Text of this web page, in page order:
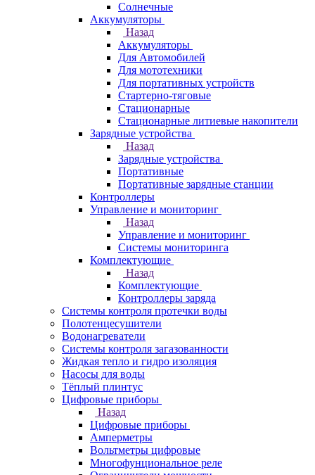
Солнечные
Аккумуляторы
Назад
Аккумуляторы
Для Автомобилей
Для мототехники
Для портативных устройств
Стартерно-тяговые
Стационарные
Стационарные литиевые накопители
Зарядные устройства
Назад
Зарядные устройства
Портативные
Портативные зарядные станции
Контроллеры
Управление и мониторинг
Назад
Управление и мониторинг
Системы мониторинга
Комплектующие
Назад
Комплектующие
Контроллеры заряда
Системы контроля протечки воды
Полотенцесушители
Водонагреватели
Системы контроля загазованности
Жидкая тепло и гидро изоляция
Насосы для воды
Тёплый плинтус
Цифровые приборы
Назад
Цифровые приборы
Амперметры
Вольтметры цифровые
Многофунциональное реле